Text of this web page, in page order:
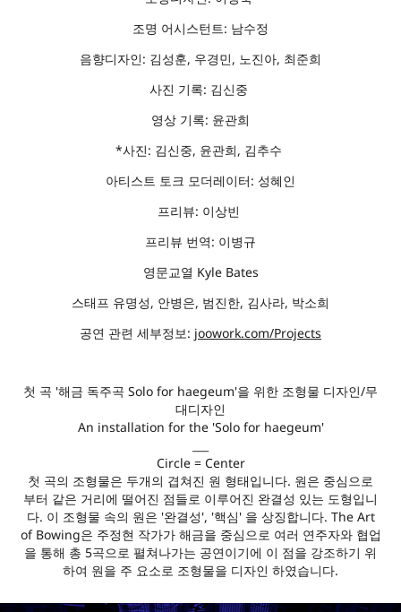
조명 어시스턴트: 남수정
음향디자인: 김성훈, 우경민, 노진아, 최준희
사진 기록: 김신중
영상 기록: 윤관희
*사진: 김신중, 윤관희, 김추수
아티스트 토크 모더레이터: 성혜인
프리뷰: 이상빈
프리뷰 번역: 이병규
영문교열 Kyle Bates
스태프 유명성, 안병은, 범진한, 김사라, 박소희
공연 관련 세부정보: joowork.com/Projects
첫 곡 '해금 독주곡 Solo for haegeum'을 위한 조형물 디자인/무
대디자인
An installation for the 'Solo for haegeum'
___
Circle = Center
첫 곡의 조형물은 두개의 겹쳐진 원 형태입니다. 원은 중심으로
부터 같은 거리에 떨어진 점들로 이루어진 완결성 있는 도형입니
다. 이 조형물 속의 원은 '완결성', '핵심' 을 상징합니다. The Art
of Bowing은 주정현 작가가 해금을 중심으로 여러 연주자와 협업
을 통해 총 5곡으로 펼쳐나가는 공연이기에 이 점을 강조하기 위
하여 원을 주 요소로 조형물을 디자인 하였습니다.